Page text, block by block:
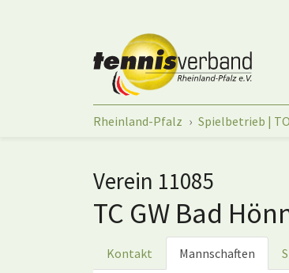
Sie sind hier:
Rheinland-Pfalz Spielbetrieb |
Verein 11085
TC GW Bad
Kontakt Mannschaften